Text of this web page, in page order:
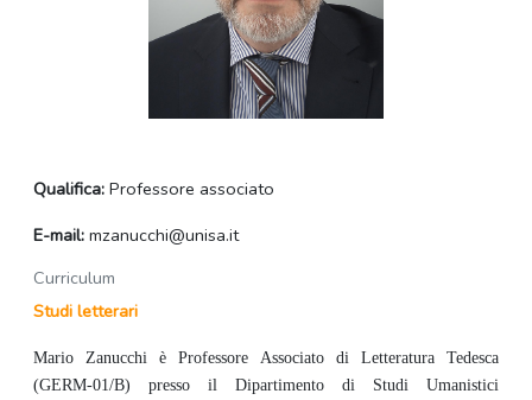
Qualifica: Professore associato
E-mail: mzanucchi@unisa.it
Curriculum
Studi letterari
Mario Zanucchi è Professore Associato di Letteratura Tedesca
(GERM-01/B) presso il Dipartimento di Studi Umanistici